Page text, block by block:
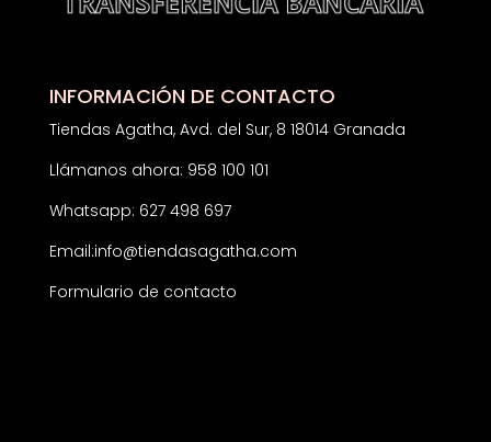
INFORMACIÓN DE CONTACTO
Tiendas Agatha, Avd. del Sur, 8 18014 Granada
Llámanos ahora: 958 100 101
Whatsapp: 627 498 697
Email:info@tiendasagatha.com
Formulario de contacto